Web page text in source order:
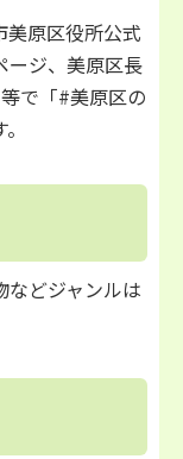
原区役所公式
ージ、美原区長
で「#美原区の
どジャンルは